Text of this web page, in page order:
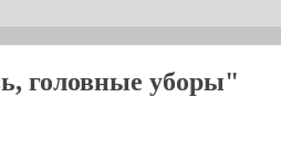
головные уборы"